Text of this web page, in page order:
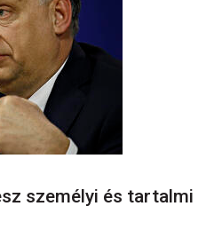
személyi és tartalmi